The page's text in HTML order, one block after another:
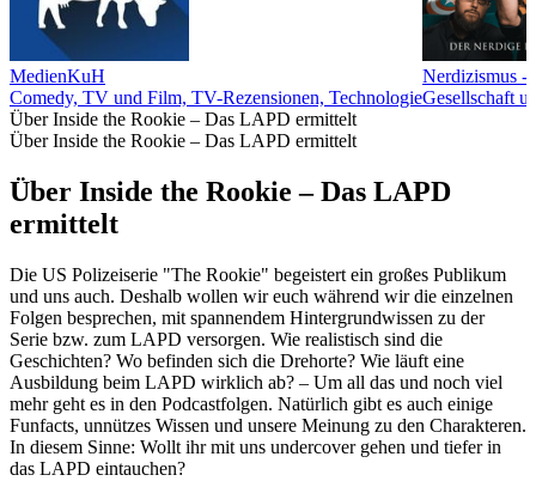
MedienKuH
Comedy, TV und Film, TV-Rezensionen, Technologie
Nerdizismus -
Gesellschaft
Über Inside the Rookie – Das LAPD ermittelt
Über Inside the Rookie – Das LAPD ermittelt
Über Inside the Rookie – Das LAPD
ermittelt
Die US Polizeiserie "The Rookie" begeistert ein großes Publikum
und uns auch. Deshalb wollen wir euch während wir die einzelnen
Folgen besprechen, mit spannendem Hintergrundwissen zu der
Serie bzw. zum LAPD versorgen. Wie realistisch sind die
Geschichten? Wo befinden sich die Drehorte? Wie läuft eine
Ausbildung beim LAPD wirklich ab? – Um all das und noch viel
mehr geht es in den Podcastfolgen. Natürlich gibt es auch einige
Funfacts, unnützes Wissen und unsere Meinung zu den Charakteren.
In diesem Sinne: Wollt ihr mit uns undercover gehen und tiefer in
das LAPD eintauchen?